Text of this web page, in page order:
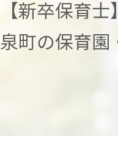
【新卒保育
泉町の保育園